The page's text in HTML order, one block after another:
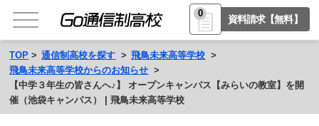
0
資料請求【無料】
TOP 通信制高校を探す
飛鳥未来高等学校
飛鳥未来高等学校からのお知らせ
【中学３年生の皆さんへ♪】 オープンキャンパス【みらいの教室】を開
催（池袋キャンパス） | 飛鳥未来高等学校